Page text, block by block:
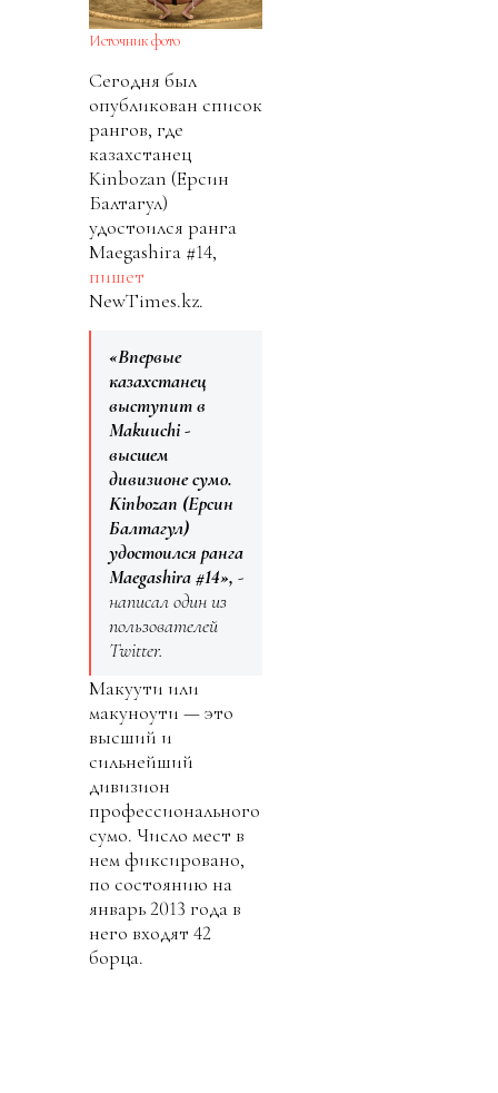
Источник фото
Сегодня был
опубликован список
рангов, где
казахстанец
Kinbozan (Ерсин
Балтагул)
удостоился ранга
Maegashira #14,
пишет
NewTimes.kz.
«Впервые
казахстанец
выступит в
Makuuchi -
высшем
дивизионе сумо.
Kinbozan (Ерсин
Балтагул)
удостоился ранга
Maegashira #14», -
написал один из
пользователей
Twitter.
Макуути или
макуноути — это
высший и
сильнейший
дивизион
профессионального
сумо. Число мест в
нем фиксировано,
по состоянию на
январь 2013 года в
него входят 42
борца.